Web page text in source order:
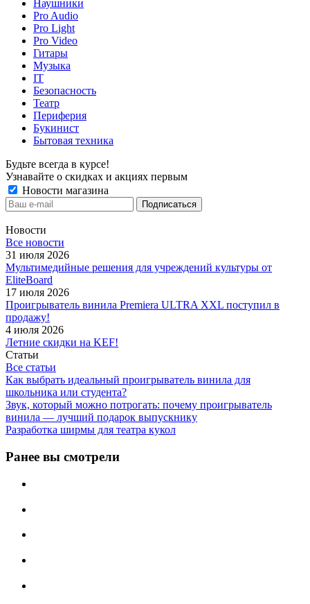
Наушники
Pro Audio
Pro Light
Pro Video
Гитары
Музыка
IT
Безопасность
Театр
Периферия
Букинист
Бытовая техника
Будьте всегда в курсе!
Узнавайте о скидках и акциях первым
Новости магазина
Новости
Все новости
31 июля 2026
Мультимедийные решения для учреждений культуры от
EliteBoard
17 июля 2026
Проигрыватель винила Premiera ULTRA XXL поступил в
продажу!
4 июля 2026
Летние скидки на KEF!
Статьи
Все статьи
Как выбрать идеальный проигрыватель винила для
школьника или студента?
Звук, который можно потрогать: почему проигрыватель
винила — лучший подарок выпускнику
Разработка ширмы для театра кукол
Ранее вы смотрели